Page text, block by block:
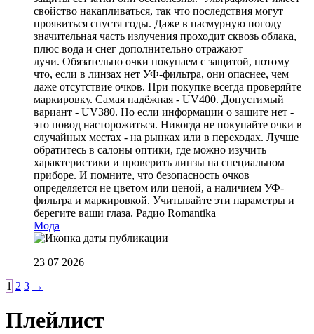
свойство накапливаться, так что последствия могут
проявиться спустя годы. Даже в пасмурную погоду
значительная часть излучения проходит сквозь облака,
плюс вода и снег дополнительно отражают
лучи. Обязательно очки покупаем с защитой, потому
что, если в линзах нет УФ-фильтра, они опаснее, чем
даже отсутствие очков. При покупке всегда проверяйте
маркировку. Самая надёжная - UV400. Допустимый
вариант - UV380. Но если информации о защите нет -
это повод насторожиться. Никогда не покупайте очки в
случайных местах - на рынках или в переходах. Лучше
обратитесь в салоны оптики, где можно изучить
характеристики и проверить линзы на специальном
приборе. И помните, что безопасность очков
определяется не цветом или ценой, а наличием УФ-
фильтра и маркировкой. Учитывайте эти параметры и
берегите ваши глаза. Радио Romantika
Мода
23 07 2026
1 2 3 →
Плейлист